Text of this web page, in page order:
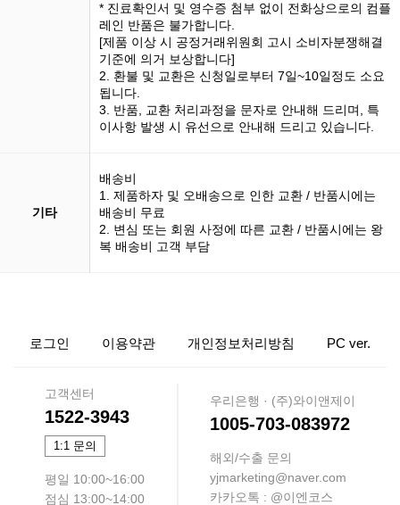
* 진료확인서 및 영수증 첨부 없이 전화상으로의 컴플
레인 반품은 불가합니다.
[제품 이상 시 공정거래위원회 고시 소비자분쟁해결
기준에 의거 보상합니다]
2. 환불 및 교환은 신청일로부터 7일~10일정도 소요
됩니다.
3. 반품, 교환 처리과정을 문자로 안내해 드리며, 특
이사항 발생 시 유선으로 안내해 드리고 있습니다.
기타
배송비
1. 제품하자 및 오배송으로 인한 교환 / 반품시에는
배송비 무료
2. 변심 또는 회원 사정에 따른 교환 / 반품시에는 왕
복 배송비 고객 부담
로그인 이용약관 개인정보처리방침 PC ver.
고객센터
1522-3943
1:1 문의
평일 10:00~16:00
점심 13:00~14:00
우리은행 · (주)와이앤제이
1005-703-083972
해외/수출 문의
yjmarketing@naver.com
카카오톡 : @이엔코스